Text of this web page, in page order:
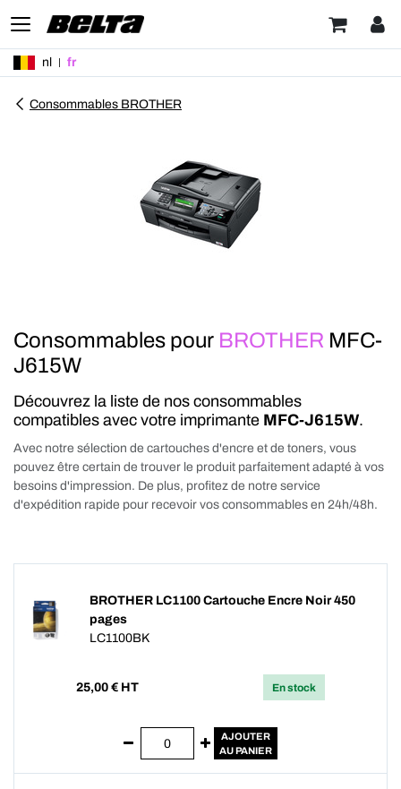
nl fr
Consommables BROTHER
Consommables pour BROTHER MFC-
J615W
Découvrez la liste de nos consommables
compatibles avec votre imprimante MFC-J615W.
Avec notre sélection de cartouches d'encre et de toners, vous
pouvez être certain de trouver le produit parfaitement adapté à vos
besoins d'impression. De plus, profitez de notre service
d'expédition rapide pour recevoir vos consommables en 24h/48h.
BROTHER LC1100 Cartouche Encre Noir 450
pages
LC1100BK
25,00 € HT En stock
AJOUTER
AU PANIER